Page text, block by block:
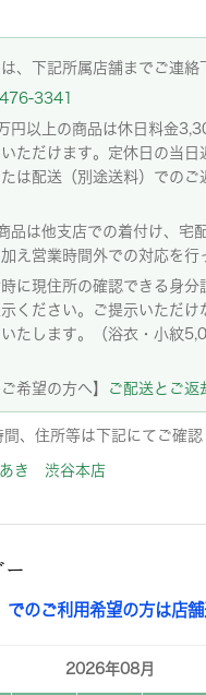
、下記所属店舗までご連絡
3341
以上の商品は休日料金
ただけます。定休日の当日
は配送（別途送料）でのご
品は他支店での着付け、宅
え営業時間外での対応を行
に現住所の確認できる身分
ください。ご提示いただけ
たします。（浴衣・小紋
希望の方へ】
ご配送とご返
、住所等は下記にてご確認
あき 渋谷本店
のご利用希望の方は店舗
2026年08月